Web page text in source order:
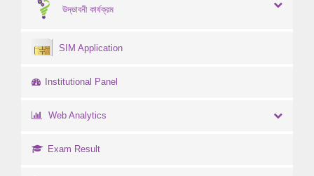
উদ্ভাবনী কার্যক্রম
SIM Application
Institutional Panel
Web Analytics
Exam Result